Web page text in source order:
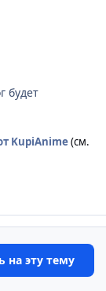
будет
KupiAnime(см.
на эту тему